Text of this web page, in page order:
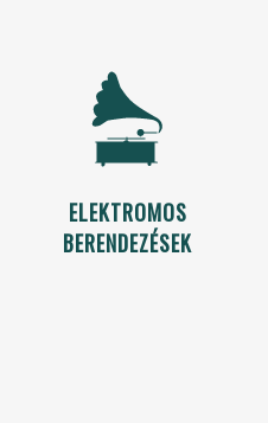
ELEKTROMOS
BERENDEZÉSEK